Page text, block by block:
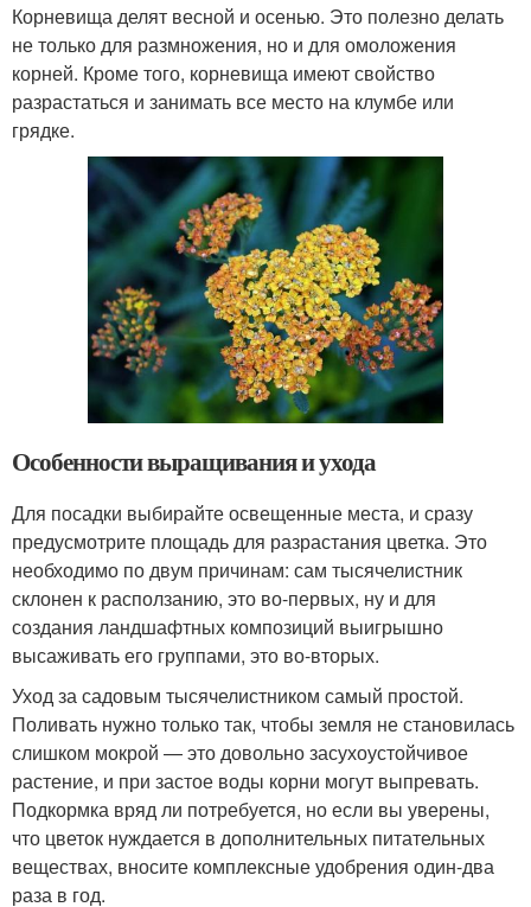
Корневища делят весной и осенью. Это полезно делать
не только для размножения, но и для омоложения
корней. Кроме того, корневища имеют свойство
разрастаться и занимать все место на клумбе или
грядке.
Особенности выращивания и ухода
Для посадки выбирайте освещенные места, и сразу
предусмотрите площадь для разрастания цветка. Это
необходимо по двум причинам: сам тысячелистник
склонен к расползанию, это во-первых, ну и для
создания ландшафтных композиций выигрышно
высаживать его группами, это во-вторых.
Уход за садовым тысячелистником самый простой.
Поливать нужно только так, чтобы земля не становилась
слишком мокрой — это довольно засухоустойчивое
растение, и при застое воды корни могут выпревать.
Подкормка вряд ли потребуется, но если вы уверены,
что цветок нуждается в дополнительных питательных
веществах, вносите комплексные удобрения один-два
раза в год.